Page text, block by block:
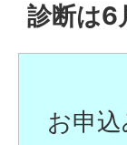
診断は6
お申込